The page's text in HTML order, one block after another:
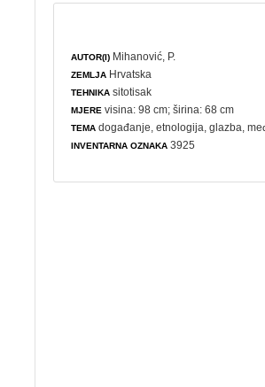
AUTOR(I) Mihanović, P.
ZEMLJA Hrvatska
TEHNIKA sitotisak
MJERE visina: 98 cm; širina: 68 cm
TEMA događanje ,etnologija ,glazba ,
INVENTARNA OZNAKA 3925